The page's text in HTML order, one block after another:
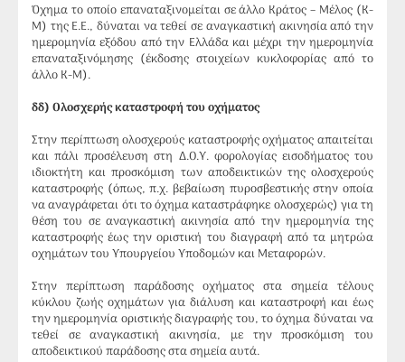
Όχημα το οποίο επαναταξινομείται σε άλλο Κράτος – Μέλος (Κ-
Μ) της Ε.Ε., δύναται να τεθεί σε αναγκαστική ακινησία από την
ημερομηνία εξόδου από την Ελλάδα και μέχρι την ημερομηνία
επαναταξινόμησης (έκδοσης στοιχείων κυκλοφορίας από το
άλλο Κ-Μ).
δδ) Ολοσχερής καταστροφή του οχήματος
Στην περίπτωση ολοσχερούς καταστροφής οχήματος απαιτείται
και πάλι προσέλευση στη Δ.Ο.Υ. φορολογίας εισοδήματος του
ιδιοκτήτη και προσκόμιση των αποδεικτικών της ολοσχερούς
καταστροφής (όπως, π.χ. βεβαίωση πυροσβεστικής στην οποία
να αναγράφεται ότι το όχημα καταστράφηκε ολοσχερώς) για τη
θέση του σε αναγκαστική ακινησία από την ημερομηνία της
καταστροφής έως την οριστική του διαγραφή από τα μητρώα
οχημάτων του Υπουργείου Υποδομών και Μεταφορών.
Στην περίπτωση παράδοσης οχήματος στα σημεία τέλους
κύκλου ζωής οχημάτων για διάλυση και καταστροφή και έως
την ημερομηνία οριστικής διαγραφής του, το όχημα δύναται να
τεθεί σε αναγκαστική ακινησία, με την προσκόμιση του
αποδεικτικού παράδοσης στα σημεία αυτά.